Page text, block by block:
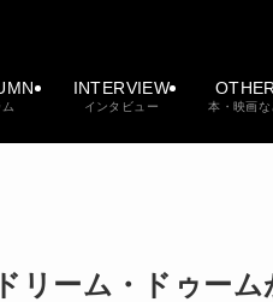
INTERVIEW
インタビュー
OTHER
本・映画な
リーム・ドゥー